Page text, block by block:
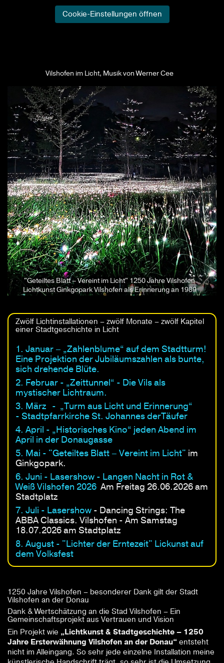
Vilshofen im Licht, Musik von Werner Cee
"Geteiltes Blatt – Vereint im Licht" 1250 Jahre Vilshofen
Lichtkunst Ginkgopark Vilshofen als Erinnerung an 1989
Zwölf Lichtinstallationen – zwölf Monate – zwölf Kapitel
einer Stadtgeschichte in Licht
1. Januar – „Zahlenblume“ auf dem Stadtturm!
Eine Projektion der Jubiläumszahlen als bunte,
sich drehende Blüte.
2. Februar - „Zeittunnel“ - Die Vils als
mystischer Lichtraum.
3. März - „Turm aus Licht und Erinnerung“
- Stadtpfarrkirche St. Johannes derTäufer
4. April - „Historisches Kino“ jeden Abend im
April in der Donaugasse
5. Mai - "Geteiltes Blatt – Vereint im Licht" im
Ginkgopark.
6. Juni - Lasershow - Langen Nacht in Rot &
Weiß Vilshofen 2026 Am Freitag 26.06.2026 am
Stadtplatz
7. Juli - Lasershow - Dancing Strings: The
ABBA Classics. Vilshofen - Am Samstag
18.07.2026 am Stadtplatz
8. August - "Lichter der Erntezeit" Lickunst auf
dem Volksfest
1250 Jahre Vilshofen – besonderer Dank gilt der Stadt
Vilshofen an der Donau
Dank & Wertschätzung an die Stad Vilshofen – Ein
Gemeinschaftsprojekt aus Vertrauen und Vision
Ein Projekt wie „Lichtkunst & Stadtgeschichte – 1250
Jahre Ersterwähnung Vilshofen an der Donau“ entsteht
nicht im Alleingang. So sehr jede einzelne Installation meine